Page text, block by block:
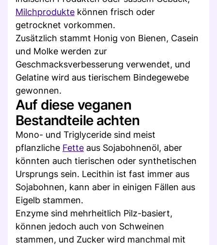
Milchprodukte können frisch oder
getrocknet vorkommen.
Zusätzlich stammt Honig von Bienen, Casein
und Molke werden zur
Geschmacksverbesserung verwendet, und
Gelatine wird aus tierischem Bindegewebe
gewonnen.
Auf diese veganen
Bestandteile achten
Mono- und Triglyceride sind meist
pflanzliche Fette aus Sojabohnenöl, aber
könnten auch tierischen oder synthetischen
Ursprungs sein. Lecithin ist fast immer aus
Sojabohnen, kann aber in einigen Fällen aus
Eigelb stammen.
Enzyme sind mehrheitlich Pilz-basiert,
können jedoch auch von Schweinen
stammen, und Zucker wird manchmal mit